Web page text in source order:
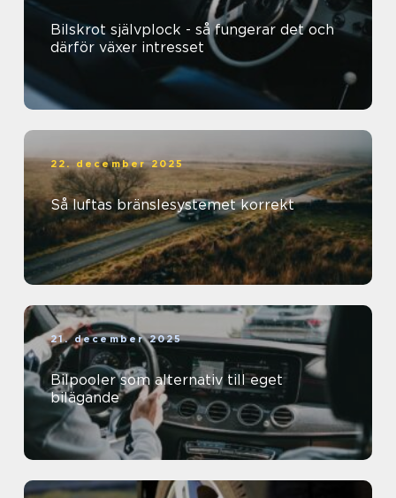
Bilskrot självplock - så fungerar det och
därför växer intresset
22. december 2025
Så luftas bränslesystemet korrekt
21. december 2025
Bilpooler som alternativ till eget
bilägande